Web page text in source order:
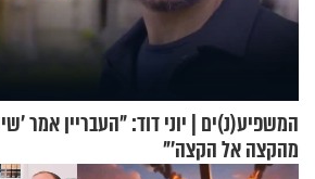
המשפיע(נ)ים | יוני דוד: "העבריין אמר
מהקצה אל הקצה'"